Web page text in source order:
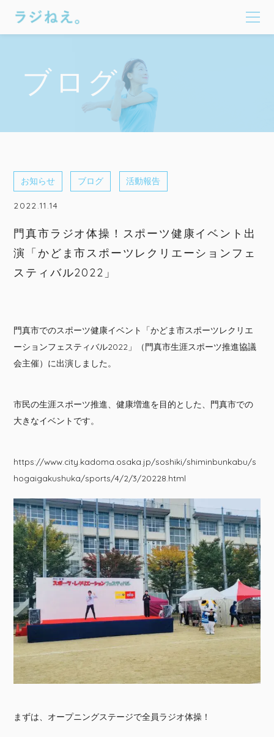
ブログ
お知らせ ブログ 活動報告
2022.11.14
門真市ラジオ体操！スポーツ健康イベント出
演「かどま市スポーツレクリエーションフェ
スティバル2022」
門真市でのスポーツ健康イベント「かどま市スポーツレクリエ
ーションフェスティバル2022」（門真市生涯スポーツ推進協議
会主催）に出演しました。
市民の生涯スポーツ推進、健康増進を目的とした、門真市での
大きなイベントです。
https://www.city.kadoma.osaka.jp/soshiki/shiminbunkabu/s
hogaigakushuka/sports/4/2/3/20228.html
まずは、オープニングステージで全員ラジオ体操！